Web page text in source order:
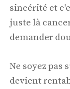
sincérité et
juste là
demander
Ne soyez pas
devient